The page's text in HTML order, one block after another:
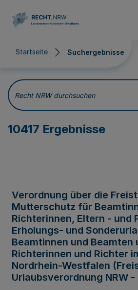
Startseite Suchergebnisse
Suchergebnisse
Recht NRW durchsuchen
10417 Ergebnisse
Verordnung über die
Mutterschutz für
Richterinnen, Eltern - und
Erholungs- und
Beamtinnen und Beamten
Richterinnen und Richter
Nordrhein-Westfalen
Urlaubsverordnung NRW -